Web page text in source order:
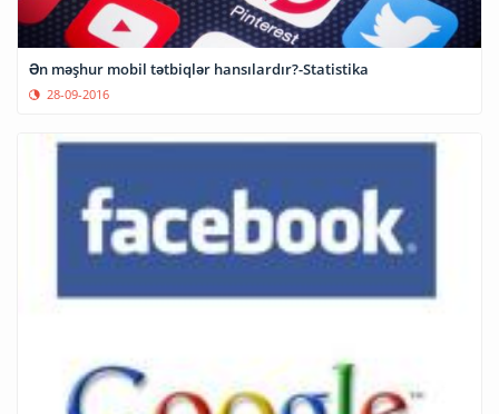
Ən məşhur mobil tətbiqlər hansılardır?-Statistika
28-09-2016